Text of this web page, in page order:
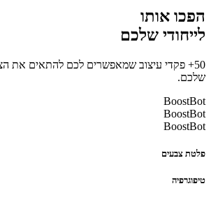
הפכו אותו
לייחודי שלכם
50+ פקדי עיצוב שמאפשרים לכם להתאים את
שלכם.
BoostBot
BoostBot
BoostBot
פלטת צבעים
טיפוגרפיה